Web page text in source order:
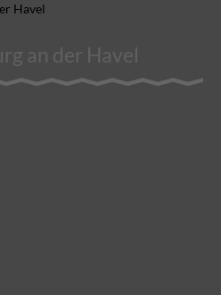
Havel
an der Havel